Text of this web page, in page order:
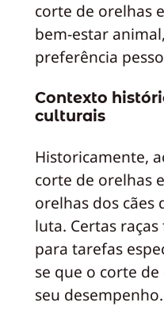
corte de orelhas
bem-estar
preferência
Contexto
culturais
Historicamente,
corte de orelhas
orelhas dos cães
luta. Certas
para tarefas
se que o corte
seu